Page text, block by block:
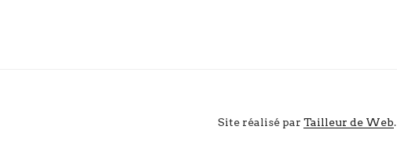
Site réalisé parTailleur de Web.